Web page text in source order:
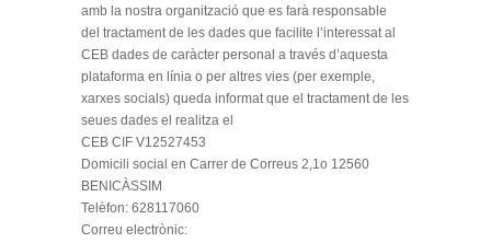
amb la nostra organització que es farà responsable
del tractament de les dades que facilite l’interessat al
CEB dades de caràcter personal a través d’aquesta
plataforma en línia o per altres vies (per exemple,
xarxes socials) queda informat que el tractament de les
seues dades el realitza el
CEB CIF V12527453
Domicili social en Carrer de Correus 2,1o 12560
BENICÀSSIM
Telèfon: 628117060
Correu electrònic: